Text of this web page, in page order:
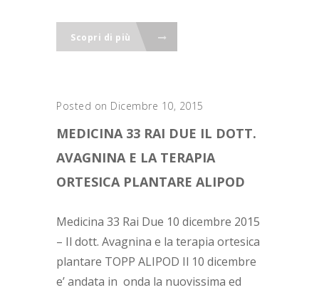
Scopri di più
Posted on Dicembre 10, 2015
MEDICINA 33 RAI DUE IL DOTT.
AVAGNINA E LA TERAPIA
ORTESICA PLANTARE ALIPOD
Medicina 33 Rai Due 10 dicembre 2015
– Il dott. Avagnina e la terapia ortesica
plantare TOPP ALIPOD Il 10 dicembre
e’ andata in onda la nuovissima ed